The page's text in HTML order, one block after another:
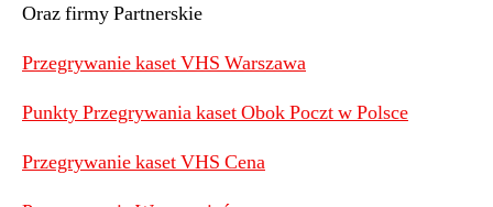
Oraz firmy Partnerskie
Przegrywanie kaset VHS Warszawa
Punkty Przegrywania kaset Obok Poczt w Polsce
Przegrywanie kaset VHS Cena